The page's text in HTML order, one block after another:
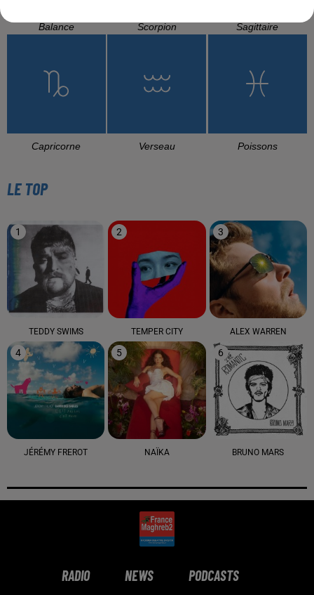
Balance Scorpion Sagittaire
Capricorne Verseau Poissons
LE TOP
1
TEDDY SWIMS
2
TEMPER CITY
3
ALEX WARREN
4
JÉRÉMY FREROT
5
NAÏKA
6
BRUNO MARS
RADIO NEWS PODCASTS